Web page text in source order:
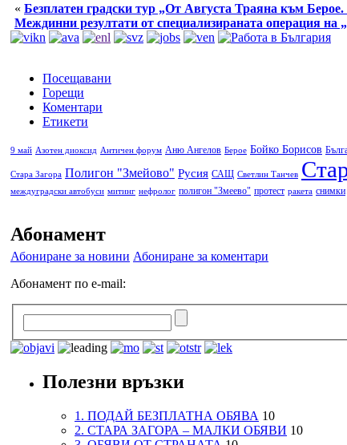
« Безплатен градски тур „От Августа Траяна към
Междинни резултати от специализираната операция на
Посещавани
Горещи
Коментари
Етикети
9 май Азотен диоксид Античен форум Аню Ангелов Берое Бойко Борисов
Стара Загора Полигон "Змейово" Русия САЩ Светлин Танчев
междуградски автобуси митинг нефролог полигон "Змеево" протест ракета снимки
Абонамент
Абониране за новини Абониране за коментари
Абонамент по e-mail:
Полезни връзки
1. ПОДАЙ БЕЗПЛАТНА ОБЯВА 10
2. СТАРА ЗАГОРА – МАЛКИ ОБЯВИ 10